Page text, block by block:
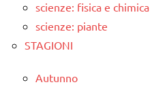
scienze: fisica e chimica
scienze: piante
STAGIONI
Autunno